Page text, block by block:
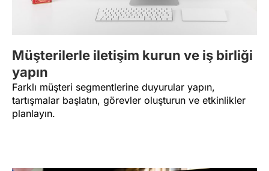
Müşterilerle iletişim kurun ve iş birliği
yapın
Farklı müşteri segmentlerine duyurular yapın,
tartışmalar başlatın, görevler oluşturun ve etkinlikler
planlayın.